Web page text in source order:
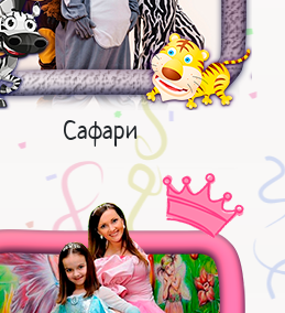
Сафари